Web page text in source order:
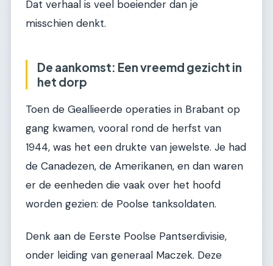
Dat verhaal is veel boeiender dan je
misschien denkt.
De aankomst: Een vreemd gezicht in
het dorp
Toen de Geallieerde operaties in Brabant op
gang kwamen, vooral rond de herfst van
1944, was het een drukte van jewelste. Je had
de Canadezen, de Amerikanen, en dan waren
er de eenheden die vaak over het hoofd
worden gezien: de Poolse tanksoldaten.
Denk aan de Eerste Poolse Pantserdivisie,
onder leiding van generaal Maczek. Deze